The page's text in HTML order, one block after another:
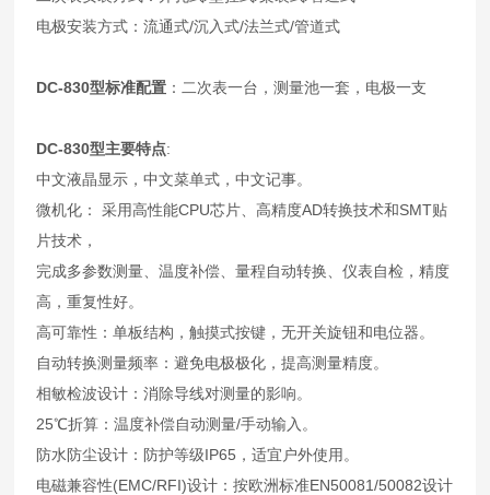
电极安装方式：流通式/沉入式/法兰式/管道式
DC-830型标准配置 ：二次表一台，测量池一套，电极一支
DC-830型主要特点:
中文液晶显示，中文菜单式，中文记事。
微机化： 采用高性能CPU芯片、高精度AD转换技术和SMT贴
片技术，
完成多参数测量、温度补偿、量程自动转换、仪表自检，精度
高，重复性好。
高可靠性：单板结构，触摸式按键，无开关旋钮和电位器。
自动转换测量频率：避免电极极化，提高测量精度。
相敏检波设计：消除导线对测量的影响。
25℃折算：温度补偿自动测量/手动输入。
防水防尘设计：防护等级IP65，适宜户外使用。
电磁兼容性(EMC/RFI)设计：按欧洲标准EN50081/50082设计